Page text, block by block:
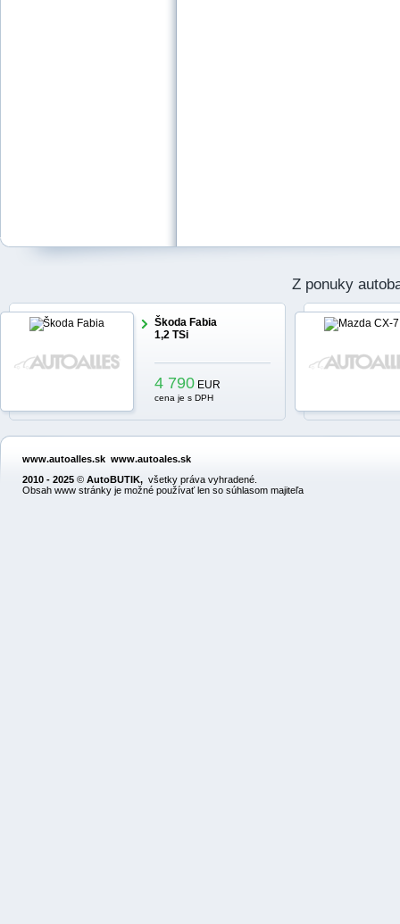
Z ponuky
Škoda Fabia
1,2 TSi
4 790 EUR
cena je s DPH
www.autoalles.sk www.autoales.sk
2010 - 2025 © AutoBUTIK, všetky práva vyhradené.
Obsah www stránky je možné používať len so súhlasom majiteľa